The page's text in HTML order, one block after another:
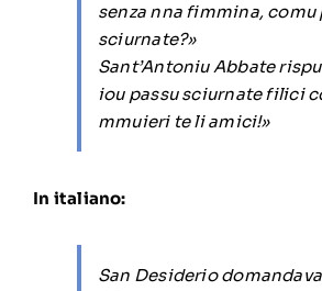
senza nna fimmina, comu
sciurnate?»
Sant’Antoniu Abbate
iou passu sciurnate filici
mmuieri te li amici!»
In italiano:
San Desiderio